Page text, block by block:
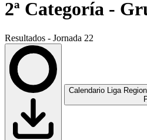
2ª Categoría -
Resultados - Jornada 22
Calendario Liga